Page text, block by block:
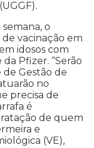
o
vacinação em
idosos com
Pfizer. “Serão
Gestão de
no
precisa de
é
de quem
e
(VE),